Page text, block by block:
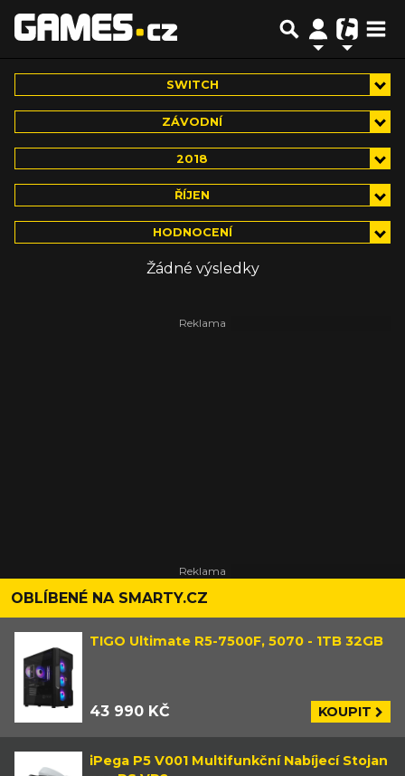
SWITCH
ZÁVODNÍ
2018
ŘÍJEN
HODNOCENÍ
Žádné výsledky
OBLÍBENÉ NA SMARTY.CZ
TIGO Ultimate R5-7500F, 5070 - 1TB 32GB
43 990 KČ KOUPIT
iPega P5 V001 Multifunkční Nabíjecí Stojan